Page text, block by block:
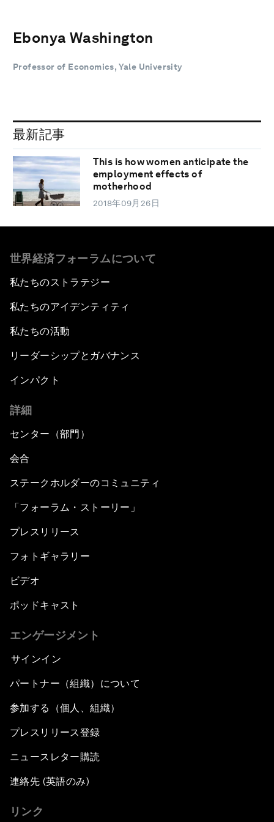
Ebonya Washington
Professor of Economics, Yale University
最新記事
This is how women anticipate the
employment effects of
motherhood
2018年09月26日
世界経済フォーラムについて
私たちのストラテジー
私たちのアイデンティティ
私たちの活動
リーダーシップとガバナンス
インパクト
詳細
センター（部門）
会合
ステークホルダーのコミュニティ
「フォーラム・ストーリー」
プレスリリース
フォトギャラリー
ビデオ
ポッドキャスト
エンゲージメント
サインイン
パートナー（組織）について
参加する（個人、組織）
プレスリリース登録
ニュースレター購読
連絡先 (英語のみ)
リンク